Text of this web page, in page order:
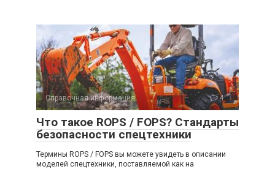
Справочная информация 4
Что такое ROPS / FOPS? Стандарты
безопасности спецтехники
Термины ROPS / FOPS вы можете увидеть в описании
моделей спецтехники, поставляемой как на